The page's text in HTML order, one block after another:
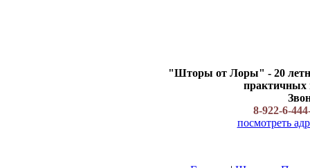
"Шторы от Лоры" - 20
практичных
8-922-6-
посмотреть